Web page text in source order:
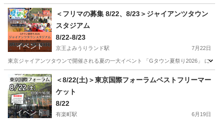
イベント
＜フリマの募集 8/22、8/23＞ジャイアンツタウン
スタジアム
8/22-8/23
京王よみうりランド駅 7月22日
東京ジャイアンツタウンで開催される夏の一大イベント 「Gタウン夏祭り2026」 に
東京 稲城市 京王よみうりランド駅 フリーマーケット 会場
イベント
＜8/22(土)＞東京国際フォーラムベストフリーマー
ケット
8/22
有楽町駅 6月19日